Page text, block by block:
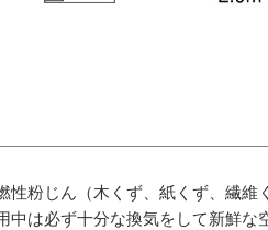
性粉じん（木くず、紙くず、繊維
中は必ず十分な換気をして新鮮な